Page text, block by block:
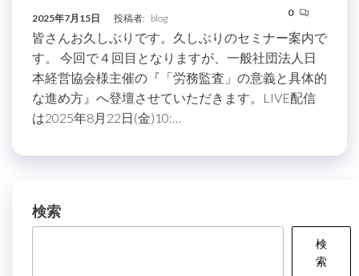
2025年7月15日 投稿者: blog 0
皆さんお久しぶりです。久しぶりのセミナー案内で
す。 今回で４回目となりますが、一般社団法人日
本経営協会様主催の『「労務監査」の意義と具体的
な進め方』へ登壇させていただきます。LIVE配信
は2025年8月22日(金)10:…
検索
検
索